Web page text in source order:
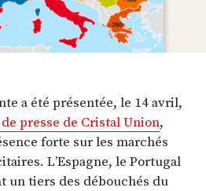
a été présentée, le 14 avril,
presse de Cristal Union,
forte sur les marchés
L’Espagne, le Portugal
un tiers des débouchés du